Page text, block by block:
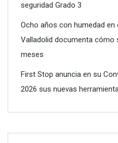
seguridad Grado 3
Ocho años con humedad en
Valladolid documenta cómo
meses
First Stop anuncia en su
2026 sus nuevas